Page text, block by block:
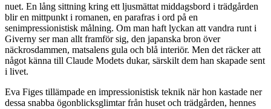
nuet. En lång sittning kring ett ljusmättat middagsbord i trädgården
blir en mittpunkt i romanen, en parafras i ord på en
senimpressionistisk målning. Om man haft lyckan att vandra runt i
Giverny ser man allt framför sig, den japanska bron över
näckrosdammen, matsalens gula och blå interiör. Men det räcker att
något känna till Claude Modets dukar, särskilt dem han skapade sent
i livet.
Eva Figes tillämpade en impressionistisk teknik när hon kastade ner
dessa snabba ögonblicksglimtar från huset och trädgården, hennes